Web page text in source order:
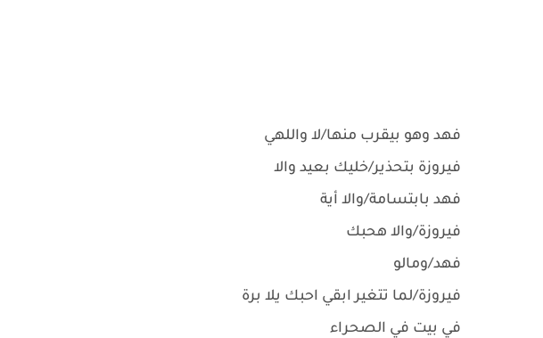
فهد وهو بيقرب منها/لا واللهي
فيروزة بتحذير/خليك بعيد والا
فهد بابتسامة/والا أية
فيروزة/والا هحبك
فهد/ومالو
فيروزة/لما تتغير ابقي احبك يلا برة
في بيت في الصحراء